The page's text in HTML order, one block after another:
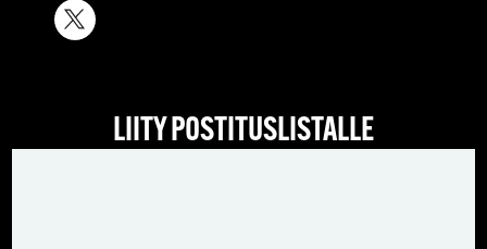
LIITY POSTITUSLISTALLE